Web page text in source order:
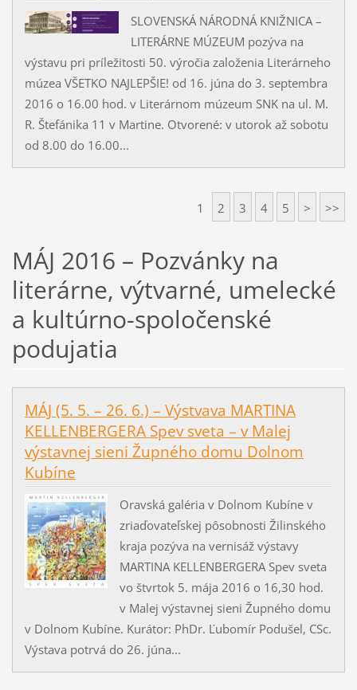
SLOVENSKÁ NÁRODNÁ KNIŽNICA –
LITERÁRNE MÚZEUM pozýva na
výstavu pri príležitosti 50. výročia založenia Literárneho
múzea VŠETKO NAJLEPŠIE! od 16. júna do 3. septembra
2016 o 16.00 hod. v Literárnom múzeum SNK na ul. M.
R. Štefánika 11 v Martine. Otvorené: v utorok až sobotu
od 8.00 do 16.00...
1 2 3 4 5 > >>
MÁJ 2016 – Pozvánky na
literárne, výtvarné, umelecké
a kultúrno-spoločenské
podujatia
MÁJ (5. 5. – 26. 6.) – Výstvava MARTINA
KELLENBERGERA Spev sveta – v Malej
výstavnej sieni Župného domu Dolnom
Kubíne
Oravská galéria v Dolnom Kubíne v
zriaďovateľskej pôsobnosti Žilinského
kraja pozýva na vernisáž výstavy
MARTINA KELLENBERGERA Spev sveta
vo štvrtok 5. mája 2016 o 16,30 hod.
v Malej výstavnej sieni Župného domu
v Dolnom Kubíne. Kurátor: PhDr. Ľubomír Podušel, CSc.
Výstava potrvá do 26. júna...